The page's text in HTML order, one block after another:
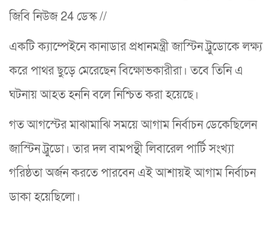
জিবি নিউজ 24 ডেস্ক //
একটি ক্যাম্পেইনে কানাডার প্রধানমন্ত্রী জাস্টিন ট্রুডোকে লক্ষ্য
করে পাথর ছুড়ে মেরেছেন বিক্ষোভকারীরা। তবে তিনি এ
ঘটনায় আহত হননি বলে নিশ্চিত করা হয়েছে।
গত আগস্টের মাঝামাঝি সময়ে আগাম নির্বাচন ডেকেছিলেন
জাস্টিন ট্রুডো। তার দল বামপন্থী লিবারেল পার্টি সংখ্যা
গরিষ্ঠতা অর্জন করতে পারবেন এই আশায়ই আগাম নির্বাচন
ডাকা হয়েছিলো।